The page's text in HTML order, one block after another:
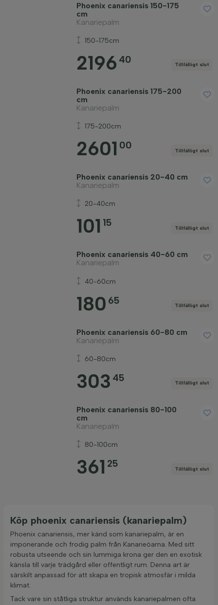
Phoenix canariensis 150-175
cm
Kanariepalm
150-175cm
2196 40 Tillfälligt slut
Phoenix canariensis 175-200
cm
Kanariepalm
175-200cm
2601 00 Tillfälligt slut
Phoenix canariensis 20-40 cm
Kanariepalm
20-40cm
101 15 Tillfälligt slut
Phoenix canariensis 40-60 cm
Kanariepalm
40-60cm
180 65 Tillfälligt slut
Phoenix canariensis 60-80 cm
Kanariepalm
60-80cm
303 45 Tillfälligt slut
Phoenix canariensis 80-100
cm
Kanariepalm
80-100cm
361 25 Tillfälligt slut
Köp phoenix canariensis (kanariepalm)
Phoenix canariensis, mer känd som kanariepalm, är en
imponerande och frodig palm från Kanarieöarna. Med sitt
robusta utseende och sin lummiga krona ger den en exotisk
känsla till varje trädgård eller offentligt rum. Denna art är
särskilt anpassad för att skapa en tropisk atmosfär i milda
klimat.
Tack vare sin ståtliga struktur används kanariepalmen ofta